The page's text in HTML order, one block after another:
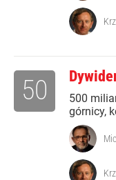
500
górnicy,
50